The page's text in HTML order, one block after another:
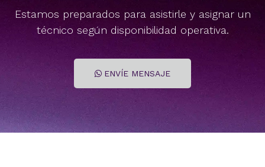
Estamos preparados para asistirle y asignar un
técnico según disponibilidad operativa.
ENVÍE MENSAJE